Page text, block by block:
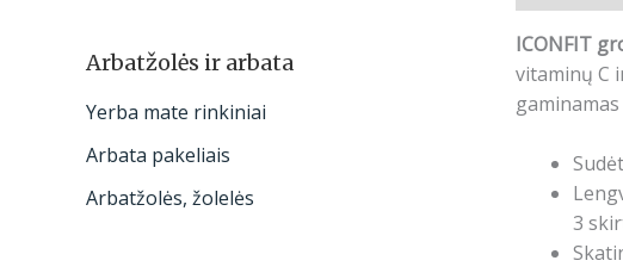
Arbatžolės ir arbata
Yerba mate rinkiniai
Arbata pakeliais
Arbatžolės, žolelės
ICONFIT
vitaminų C
3